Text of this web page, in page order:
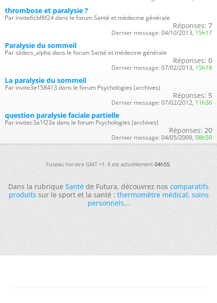
thrombose et paralysie ?
Par invite6cbf8f24 dans le forum Santé et médecine générale
Réponses: 7
Dernier message: 04/10/2013, 15h17
Paralysie du sommeil
Par sliders_alpha dans le forum Santé et médecine générale
Réponses: 0
Dernier message: 07/02/2013, 15h18
La paralysie du sommeil
Par invite3e158413 dans le forum Psychologies (archives)
Réponses: 5
Dernier message: 07/02/2012, 11h36
question paralysie faciale partielle
Par invitec3a1f23a dans le forum Psychologies (archives)
Réponses: 20
Dernier message: 04/05/2009, 08h50
Fuseau horaire GMT +1. Il est actuellement04h55.
Dans la rubriqueSantéde Futura, découvrez noscomparatifs
produitssur le sport et la santé :thermomètre médical,soins
personnels...